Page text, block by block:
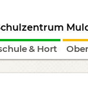
& Hort